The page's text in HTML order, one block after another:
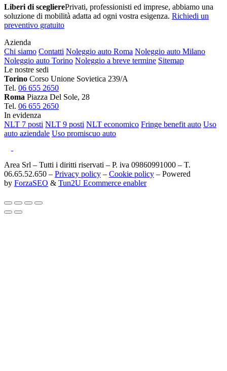
Liberi di sceglierePrivati, professionisti ed imprese, abbiamo una
soluzione di mobilità adatta ad ogni vostra esigenza. Richiedi un
preventivo gratuito
Azienda
Chi siamo Contatti Noleggio auto Roma Noleggio auto Milano
Noleggio auto Torino Noleggio a breve termine Sitemap
Le nostre sedi
Torino Corso Unione Sovietica 239/A
Tel. 06 655 2650
Roma Piazza Del Sole, 28
Tel. 06 655 2650
In evidenza
NLT 7 posti NLT 9 posti NLT economico Fringe benefit auto Uso
auto aziendale Uso promiscuo auto
Area Srl – Tutti i diritti riservati – P. iva 09860991000 – T.
06.65.52.650 – Privacy policy – Cookie policy – Powered
by ForzaSEO & Tun2U Ecommerce enabler